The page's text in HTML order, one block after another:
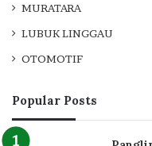
MURATARA
LUBUK LINGGAU
OTOMOTIF
Popular Posts